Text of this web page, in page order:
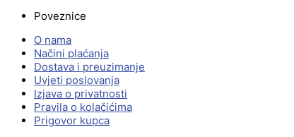
Poveznice
O nama
Načini plaćanja
Dostava i preuzimanje
Uvjeti poslovanja
Izjava o privatnosti
Pravila o kolačićima
Prigovor kupca